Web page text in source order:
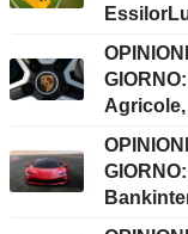
Sonova...